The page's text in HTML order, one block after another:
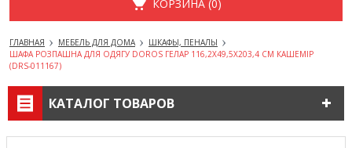
КОРЗИНА (0)
ГЛАВНАЯ МЕБЕЛЬ ДЛЯ ДОМА
ШКАФЫ, ПЕНАЛЫ
ШАФА РОЗПАШНА ДЛЯ ОДЯГУ DOROS ГЕЛАР 116,2Х49,5Х203,4 СМ КАШЕМІР
(DRS-011167)
КАТАЛОГ ТОВАРОВ